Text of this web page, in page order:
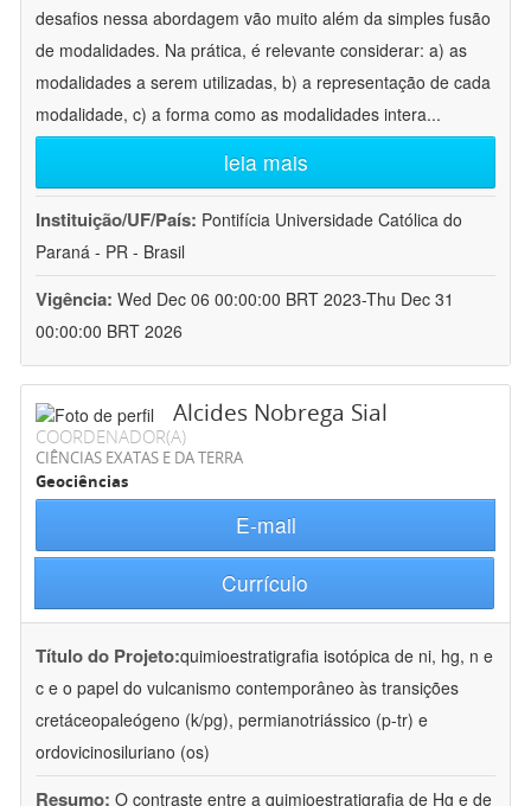
desafios nessa abordagem vão muito além da simples fusão
de modalidades. Na prática, é relevante considerar: a) as
modalidades a serem utilizadas, b) a representação de cada
modalidade, c) a forma como as modalidades intera...
leia mais
Instituição/UF/País: Pontifícia Universidade Católica do
Paraná - PR - Brasil
Vigência: Wed Dec 06 00:00:00 BRT 2023-Thu Dec 31
00:00:00 BRT 2026
Alcides Nobrega Sial
COORDENADOR(A)
CIÊNCIAS EXATAS E DA TERRA
Geociências
E-mail
Currículo
Título do Projeto:quimioestratigrafia isotópica de ni, hg, n e
c e o papel do vulcanismo contemporâneo às transições
cretáceopaleógeno (k/pg), permianotriássico (p-tr) e
ordovicinosiluriano (os)
Resumo: O contraste entre a quimioestratigrafia de Hg e de